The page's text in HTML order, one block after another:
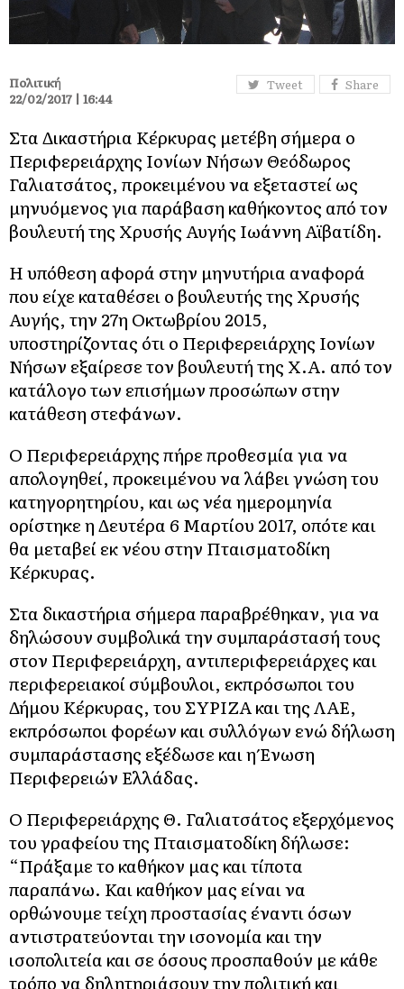
Tweet Share
Πολιτική
22/02/2017 | 16:44
Στα Δικαστήρια Κέρκυρας μετέβη σήμερα ο
Περιφερειάρχης Ιονίων Νήσων Θεόδωρος
Γαλιατσάτος, προκειμένου να εξεταστεί ως
μηνυόμενος για παράβαση καθήκοντος από τον
βουλευτή της Χρυσής Αυγής Ιωάννη Αϊβατίδη.
Η υπόθεση αφορά στην μηνυτήρια αναφορά
που είχε καταθέσει ο βουλευτής της Χρυσής
Αυγής, την 27η Οκτωβρίου 2015,
υποστηρίζοντας ότι ο Περιφερειάρχης Ιονίων
Νήσων εξαίρεσε τον βουλευτή της Χ.Α. από τον
κατάλογο των επισήμων προσώπων στην
κατάθεση στεφάνων.
Ο Περιφερειάρχης πήρε προθεσμία για να
απολογηθεί, προκειμένου να λάβει γνώση του
κατηγορητηρίου, και ως νέα ημερομηνία
ορίστηκε η Δευτέρα 6 Μαρτίου 2017, οπότε και
θα μεταβεί εκ νέου στην Πταισματοδίκη
Κέρκυρας.
Στα δικαστήρια σήμερα παραβρέθηκαν, για να
δηλώσουν συμβολικά την συμπαράστασή τους
στον Περιφερειάρχη, αντιπεριφερειάρχες και
περιφερειακοί σύμβουλοι, εκπρόσωποι του
Δήμου Κέρκυρας, του ΣΥΡΙΖΑ και της ΛΑΕ,
εκπρόσωποι φορέων και συλλόγων ενώ δήλωση
συμπαράστασης εξέδωσε και η Ένωση
Περιφερειών Ελλάδας.
Ο Περιφερειάρχης Θ. Γαλιατσάτος εξερχόμενος
του γραφείου της Πταισματοδίκη δήλωσε:
“Πράξαμε το καθήκον μας και τίποτα
παραπάνω. Και καθήκον μας είναι να
ορθώνουμε τείχη προστασίας έναντι όσων
αντιστρατεύονται την ισονομία και την
ισοπολιτεία και σε όσους προσπαθούν με κάθε
τρόπο να δηλητηριάσουν την πολιτική και